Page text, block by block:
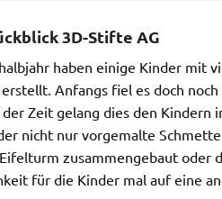
3D-Stifte AG
haben einige Kinder mit
Anfangs fiel es doch
Zeit gelang dies den Kindern
nicht nur vorgemalte
zusammengebaut oder
für die Kinder mal auf eine